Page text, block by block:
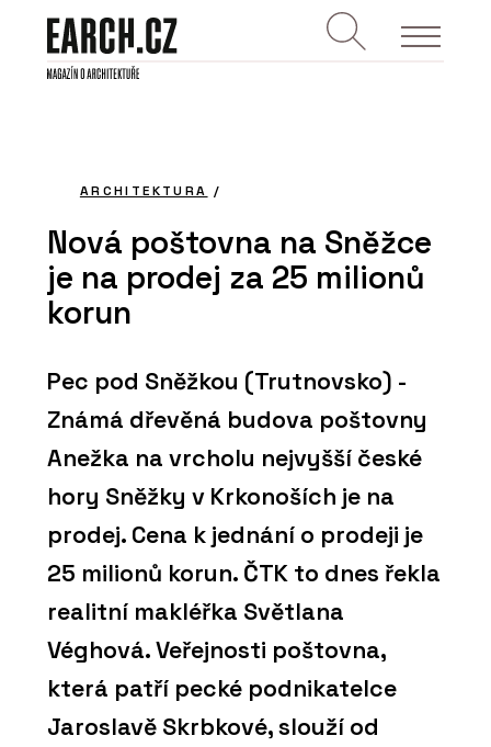
ARCHITEKTURA /
Nová poštovna na Sněžce
je na prodej za 25 milionů
korun
Pec pod Sněžkou (Trutnovsko) -
Známá dřevěná budova poštovny
Anežka na vrcholu nejvyšší české
hory Sněžky v Krkonoších je na
prodej. Cena k jednání o prodeji je
25 milionů korun. ČTK to dnes řekla
realitní makléřka Světlana
Véghová. Veřejnosti poštovna,
která patří pecké podnikatelce
Jaroslavě Skrbkové, slouží od